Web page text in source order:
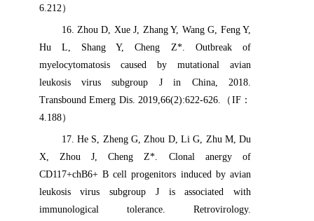
6.212）
16. Zhou D, Xue J, Zhang Y, Wang G, Feng Y,
Hu L, Shang Y, Cheng Z*. Outbreak of
myelocytomatosis caused by mutational avian
leukosis virus subgroup J in China, 2018.
Transbound Emerg Dis. 2019,66(2):622-626. （ IF：
4.188）
17. He S, Zheng G, Zhou D, Li G, Zhu M, Du
X, Zhou J, Cheng Z*. Clonal anergy of
CD117+chB6+ B cell progenitors induced by avian
leukosis virus subgroup J is associated with
immunological tolerance. Retrovirology.